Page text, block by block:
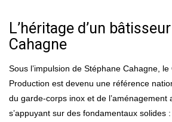
L’héritage d’un
Cahagne
Sous l’impulsion de Stéphane Cahagne,
Production est devenu une référence
du garde-corps inox et de l’aménagement
s’appuyant sur des fondamentaux solides